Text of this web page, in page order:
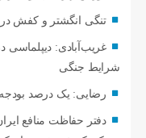
تنگی انگشتر و کفش
غریب‌آبادی: دیپلماسی
شرایط جنگی
رضایی: یک درصد بودجه
دفتر حفاظت منافع